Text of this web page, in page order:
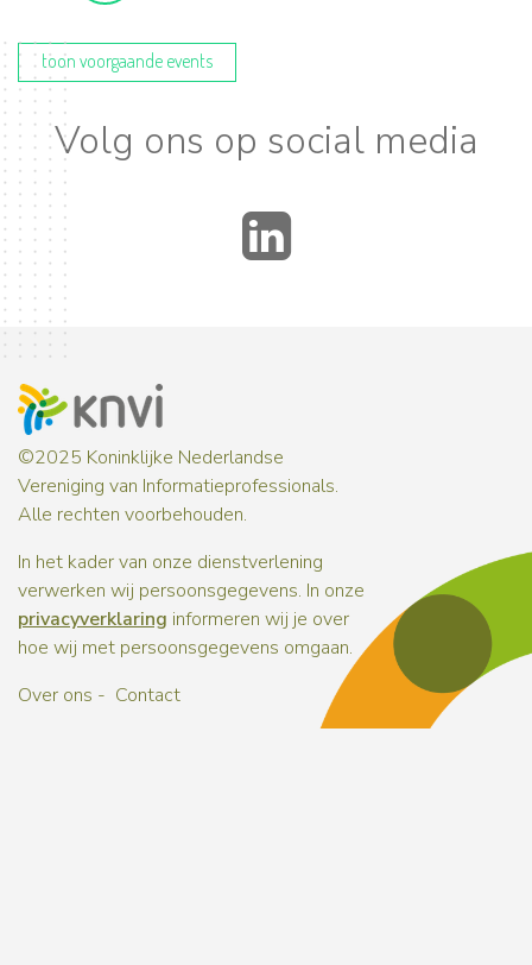
toon voorgaande events
Volg ons op social media
©2025 Koninklijke Nederlandse
Vereniging van Informatieprofessionals.
Alle rechten voorbehouden.
In het kader van onze dienstverlening
verwerken wij persoonsgegevens. In onze
privacyverklaring informeren wij je over
hoe wij met persoonsgegevens omgaan.
Over ons
Contact